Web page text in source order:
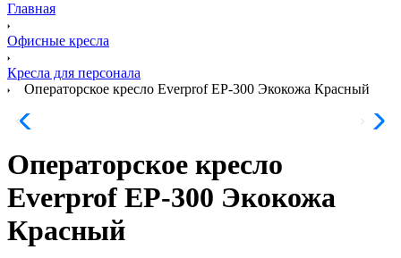
Главная
Офисные кресла
Кресла для персонала
Операторское кресло Everprof EP-300 Экокожа Красный
Операторское кресло
Everprof EP-300 Экокожа
Красный